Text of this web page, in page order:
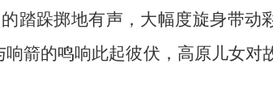
的踏跺掷地有声 ，大幅度旋身带动
箭的鸣响此起彼伏，高原儿女对